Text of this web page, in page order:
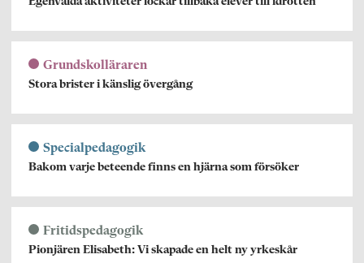
Grundskolläraren
Stora brister i känslig övergång
Specialpedagogik
Bakom varje beteende finns en hjärna som försöker
Fritidspedagogik
Pionjären Elisabeth: Vi skapade en helt ny yrkeskår